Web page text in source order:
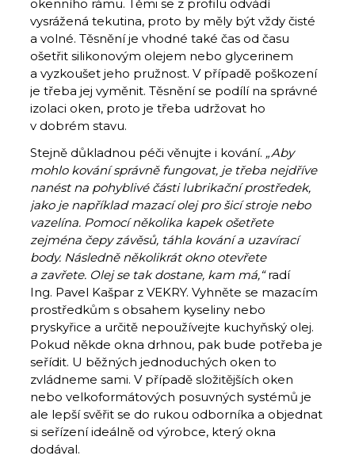
okenního rámu. Těmi se z profilu odvádí
vysrážená tekutina, proto by měly být vždy čisté
a volné. Těsnění je vhodné také čas od času
ošetřit silikonovým olejem nebo glycerinem
a vyzkoušet jeho pružnost. V případě poškození
je třeba jej vyměnit. Těsnění se podílí na správné
izolaci oken, proto je třeba udržovat ho
v dobrém stavu.
Stejně důkladnou péči věnujte i kování. „Aby
mohlo kování správně fungovat, je třeba nejdříve
nanést na pohyblivé části lubrikační prostředek,
jako je například mazací olej pro šicí stroje nebo
vazelína. Pomocí několika kapek ošetřete
zejména čepy závěsů, táhla kování a uzavírací
body. Následně několikrát okno otevřete
a zavřete. Olej se tak dostane, kam má,“radí
Ing. Pavel Kašpar z VEKRY. Vyhněte se mazacím
prostředkům s obsahem kyseliny nebo
pryskyřice a určitě nepoužívejte kuchyňský olej.
Pokud někde okna drhnou, pak bude potřeba je
seřídit. U běžných jednoduchých oken to
zvládneme sami. V případě složitějších oken
nebo velkoformátových posuvných systémů je
ale lepší svěřit se do rukou odborníka a objednat
si seřízení ideálně od výrobce, který okna
dodával.